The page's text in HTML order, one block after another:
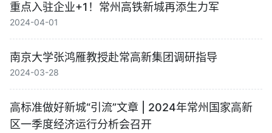
重点入驻企业+1！常州高铁新城再添生力军
2024-04-01
南京大学张鸿雁教授赴常高新集团调研指导
2024-03-28
高标准做好新城“引流”文章 | 2024年常州国家高新
区一季度经济运行分析会召开